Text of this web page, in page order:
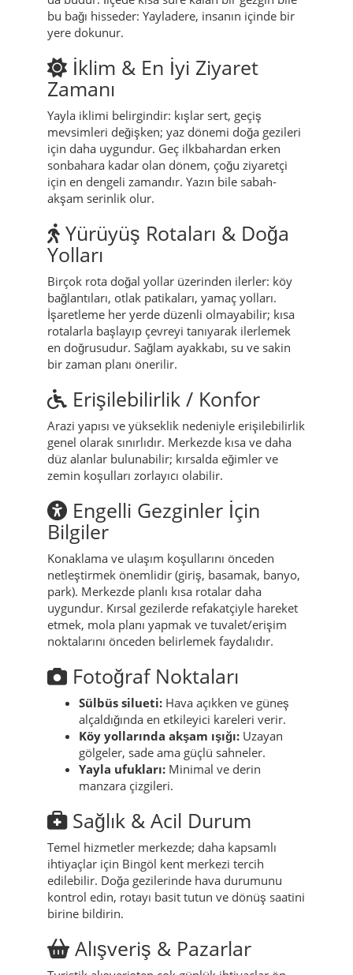
Son olarak “dönüş” üzerine anlatılar vardır:
memleketi unutanın içindeki denge bozulur,
köylere dönüş hareketinin duygusal arka planı
da budur. İlçede kısa süre kalan bir gezgin bile
bu bağı hisseder: Yayladere, insanın içinde bir
yere dokunur.
İklim & En İyi Ziyaret
Zamanı
Yayla iklimi belirgindir: kışlar sert, geçiş
için daha uygundur. Geç ilkbahardan erken
sonbahara kadar olan dönem, çoğu ziyaretçi
için en dengeli zamandır. Yazın bile sabah-
akşam serinlik olur.
Yürüyüş Rotaları & Doğa
Yolları
Birçok rota doğal yollar üzerinden ilerler: köy
İşaretleme her yerde düzenli olmayabilir; kısa
rotalarla başlayıp çevreyi tanıyarak ilerlemek
en doğrusudur. Sağlam ayakkabı, su ve sakin
bir zaman planı önerilir.
Erişilebilirlik / Konfor
Arazi yapısı ve yükseklik nedeniyle erişilebilirlik
genel olarak sınırlıdır. Merkezde kısa ve daha
düz alanlar bulunabilir; kırsalda eğimler ve
zemin koşulları zorlayıcı olabilir.
Engelli Gezginler İçin
Bilgiler
Konaklama ve ulaşım koşullarını önceden
park). Merkezde planlı kısa rotalar daha
uygundur. Kırsal gezilerde refakatçiyle hareket
etmek, mola planı yapmak ve tuvalet/erişim
noktalarını önceden belirlemek faydalıdır.
Fotoğraf Noktaları
Sülbüs silueti:Hava açıkken ve güneş
Köy yollarında akşam ışığı:Uzayan
gölgeler, sade ama güçlü sahneler.
Yayla ufukları:Minimal ve derin
manzara çizgileri.
Sağlık & Acil Durum
ihtiyaçlar için Bingöl kent merkezi tercih
edilebilir. Doğa gezilerinde hava durumunu